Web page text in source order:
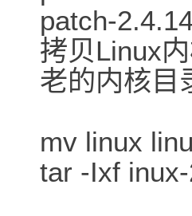
patch-
拷贝Linux
老的内核目
mv linux
tar -Ixf